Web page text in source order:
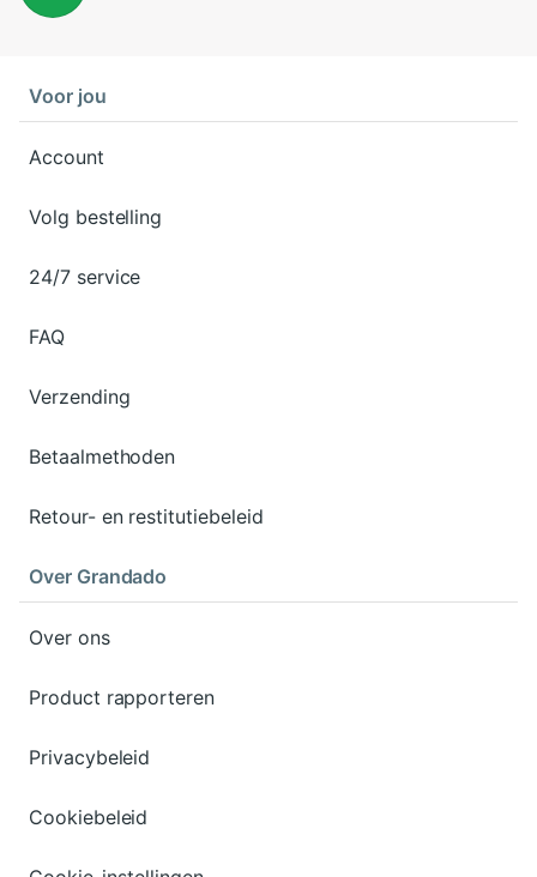
Voor jou
Account
Volg bestelling
24/7 service
FAQ
Verzending
Betaalmethoden
Retour- en restitutiebeleid
Over Grandado
Over ons
Product rapporteren
Privacybeleid
Cookiebeleid